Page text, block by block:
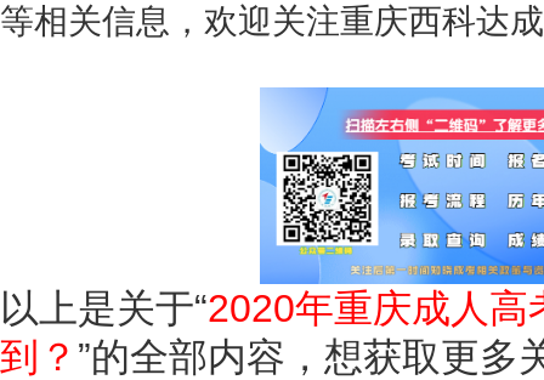
等相关信息，欢迎关注重庆西科达
以上是关于“2020年重庆成人高
到？ ”的全部内容，想获取更多